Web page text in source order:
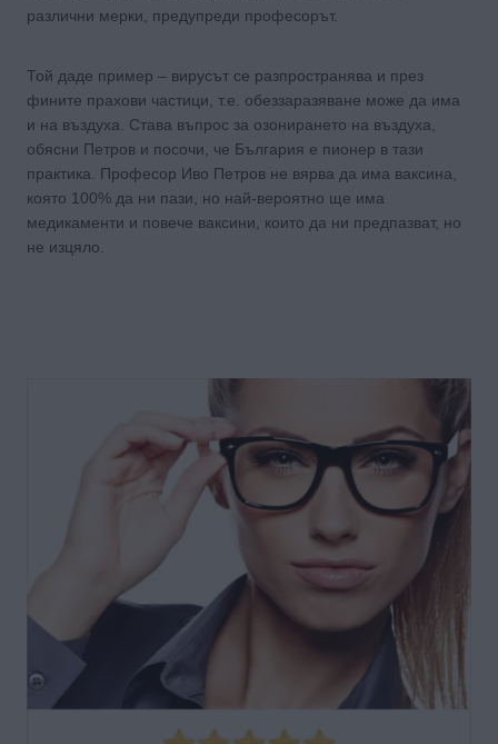
различни мерки, предупреди професорът.
Той даде пример – вирусът се разпространява и през
фините прахови частици, т.е. обеззаразяване може да има
и на въздуха. Става въпрос за озонирането на въздуха,
обясни Петров и посочи, че България е пионер в тази
практика. Професор Иво Петров не вярва да има ваксина,
която 100% да ни пази, но най-вероятно ще има
медикаменти и повече ваксини, които да ни предпазват, но
не изцяло.